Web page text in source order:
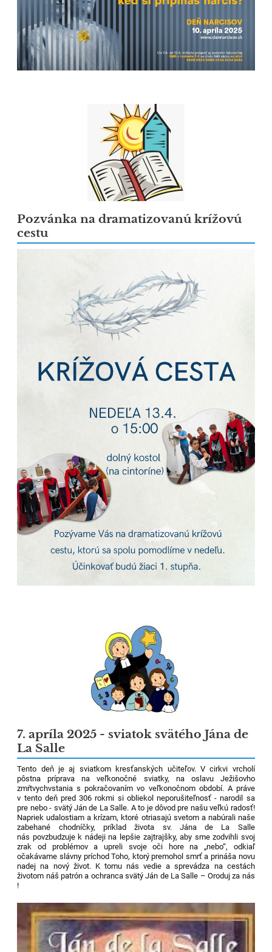
Pozvánka na dramatizovanú krížovú
cestu
7. apríla 2025 - sviatok svätého Jána de
La Salle
Tento deň je aj sviatkom kresťanských učiteľov. V cirkvi vrcholí
pôstna príprava na veľkonočné sviatky, na oslavu Ježišovho
zmŕtvychvstania s pokračovaním vo veľkonočnom období. A práve
v tento deň pred 306 rokmi si obliekol neporušiteľnosť - narodil sa
pre nebo - svätý Ján de La Salle. A to je dôvod pre našu veľkú radosť!
Napriek udalostiam a krízam, ktoré otriasajú svetom a nabúrali naše
zabehané chodníčky, príklad života sv. Jána de La Salle
nás povzbudzuje k nádeji na lepšie zajtrajšky, aby sme zodvihli svoj
zrak od problémov a upreli svoje oči hore na „nebo“, odkiaľ
očakávame slávny príchod Toho, ktorý premohol smrť a prináša novu
nadej na nový život. K tomu nás vedie a sprevádza na cestách
životom náš patrón a ochranca svätý Ján de La Salle – Oroduj za nás
!